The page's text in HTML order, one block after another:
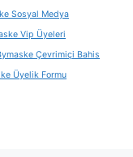
Sosyal Medya
Vip Üyeleri
Çevrimiçi Bahis
Üyelik Formu